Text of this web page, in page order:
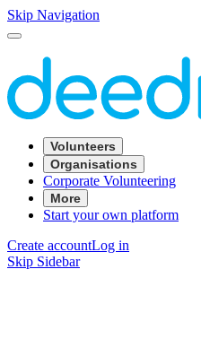
Skip Navigation
Volunteers
Organisations
Corporate Volunteering
More
Start your own platform
Create accountLog in
Skip Sidebar